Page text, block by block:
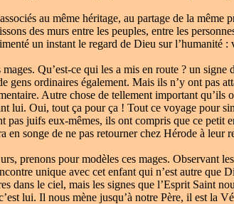
au même héritage, au partage de la même
des murs entre les peuples, entre les
un instant le regard de Dieu sur l’humanité :
Qu’est-ce qui les a mis en route ? un signe
gens ordinaires également. Mais ils n’y ont pas
Autre chose de tellement important
lui. Oui, tout ça pour ça ! Tout ce voyage pour
pas juifs eux-mêmes, ils ont compris que ce petit
en songe de ne pas retourner chez Hérode à leur
pour modèles ces mages. Observant
unique avec cet enfant qui n’est autre que
dans le ciel, mais les signes que l’Esprit Saint
lui. Il nous mène jusqu’à notre Père, il est la